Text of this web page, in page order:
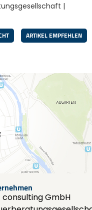
|
ARTIKEL EMPFEHLEN
GmbH